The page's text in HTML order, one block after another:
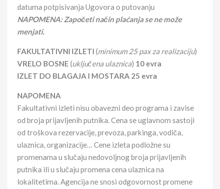
datuma potpisivanja Ugovora o putovanju
NAPOMENA: Započeti način plaćanja se ne može
menjati.
FAKULTATIVNI IZLETI (minimum 25 pax za realizaciju)
VRELO BOSNE (uključena ulaznica) 10 evra
IZLET DO BLAGAJA I MOSTARA 25 evra
NAPOMENA
Fakultativni izleti nisu obavezni deo programa i zavise
od broja prijavljenih putnika. Cena se uglavnom sastoji
od troškova rezervacije, prevoza, parkinga, vodiča,
ulaznica, organizacije… Cene izleta podložne su
promenama u slučaju nedovoljnog broja prijavljenih
putnika ili u slučaju promena cena ulaznica na
lokalitetima. Agencija ne snosi odgovornost promene